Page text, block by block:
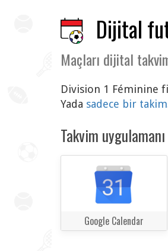
Dijital
Maçları dijital
Division 1 Féminine
Yada sadece bir takim
Takvim
Google Calendar